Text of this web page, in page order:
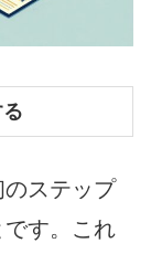
ステップ
す。これ